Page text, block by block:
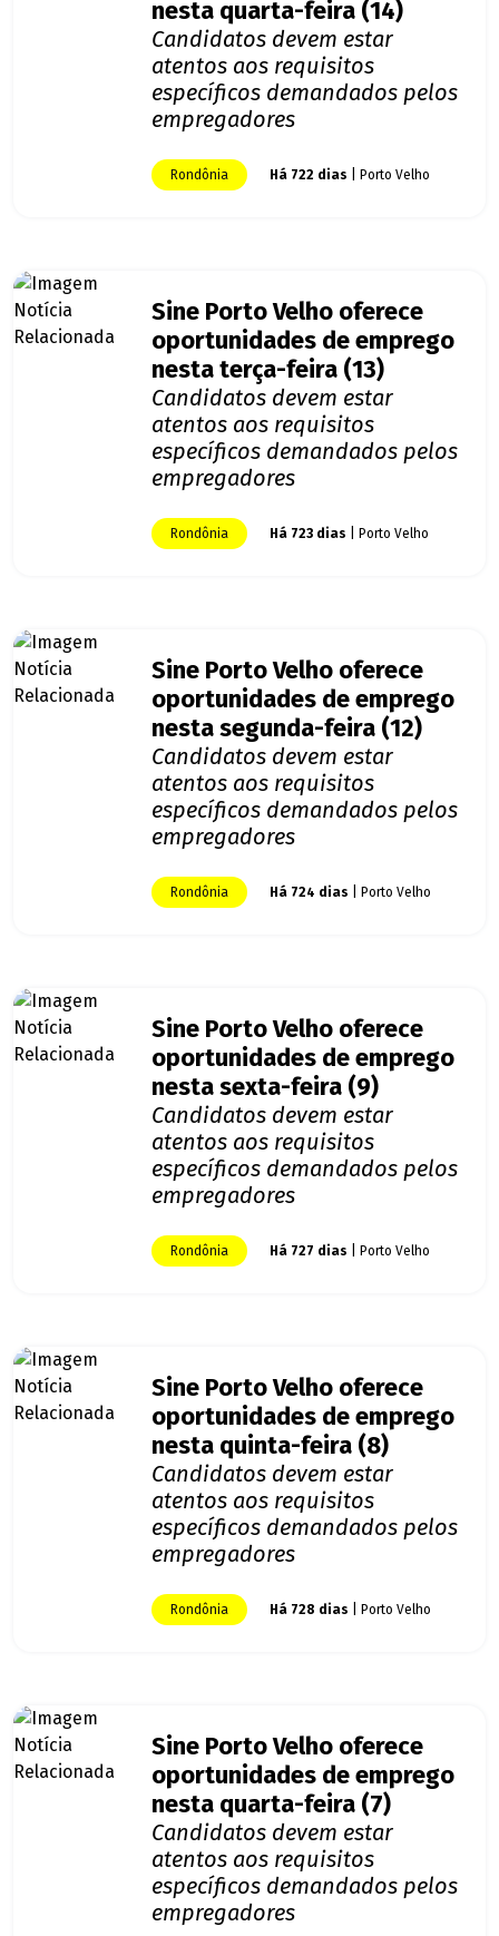
nesta quarta-feira (14)
Candidatos devem estar
atentos aos requisitos
específicos demandados pelos
empregadores
Rondônia Há 722 dias | Porto Velho
Sine Porto Velho oferece
oportunidades de emprego
nesta terça-feira (13)
Candidatos devem estar
atentos aos requisitos
específicos demandados pelos
empregadores
Rondônia Há 723 dias | Porto Velho
Sine Porto Velho oferece
oportunidades de emprego
nesta segunda-feira (12)
Candidatos devem estar
atentos aos requisitos
específicos demandados pelos
empregadores
Rondônia Há 724 dias | Porto Velho
Sine Porto Velho oferece
oportunidades de emprego
nesta sexta-feira (9)
Candidatos devem estar
atentos aos requisitos
específicos demandados pelos
empregadores
Rondônia Há 727 dias | Porto Velho
Sine Porto Velho oferece
oportunidades de emprego
nesta quinta-feira (8)
Candidatos devem estar
atentos aos requisitos
específicos demandados pelos
empregadores
Rondônia Há 728 dias | Porto Velho
Sine Porto Velho oferece
oportunidades de emprego
nesta quarta-feira (7)
Candidatos devem estar
atentos aos requisitos
específicos demandados pelos
empregadores